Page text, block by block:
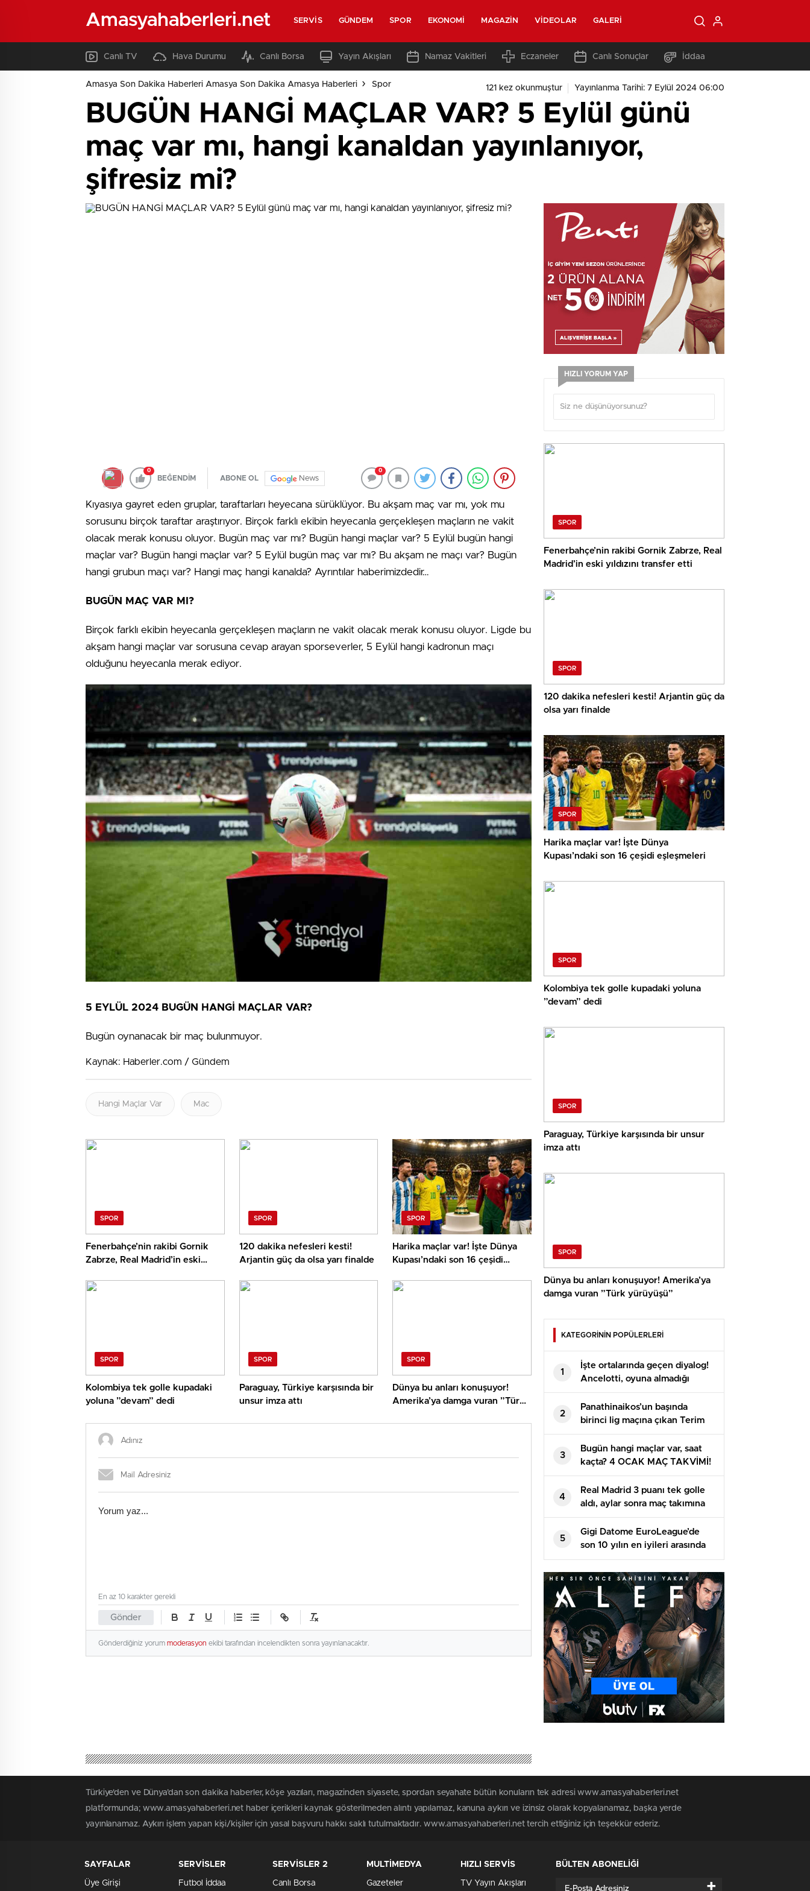
Amasyahaberleri.net SERVIS GÜNDEM SPOR EKONOMI MAGAZIN VIDEOLAR GALERI
Canlı TV Hava Durumu Canlı Borsa Yayın Akışları Namaz Vakitleri Eczaneler Canlı Sonuçlar İddaa
Amasya Son Dakika Haberleri Amasya Son Dakika Amasya Haberleri Spor 121 kez okunmuştur Yayınlanma Tarihi: 7 Eylül 2024 06:00
BUGÜN HANGİ MAÇLAR VAR? 5 Eylül günü
maç var mı, hangi kanaldan yayınlanıyor,
şifresiz mi?
0
BEĞENDİM ABONE OL News
0
Kıyasıya gayret eden gruplar, taraftarları heyecana sürüklüyor. Bu akşam maç var mı, yok mu
sorusunu birçok taraftar araştırıyor. Birçok farklı ekibin heyecanla gerçekleşen maçların ne vakit
olacak merak konusu oluyor. Bugün maç var mı? Bugün hangi maçlar var? 5 Eylül bugün hangi
maçlar var? Bugün hangi maçlar var? 5 Eylül bugün maç var mı? Bu akşam ne maçı var? Bugün
hangi grubun maçı var? Hangi maç hangi kanalda? Ayrıntılar haberimizdedir…
BUGÜN MAÇ VAR MI?
Birçok farklı ekibin heyecanla gerçekleşen maçların ne vakit olacak merak konusu oluyor. Ligde bu
akşam hangi maçlar var sorusuna cevap arayan sporseverler, 5 Eylül hangi kadronun maçı
olduğunu heyecanla merak ediyor.
5 EYLÜL 2024 BUGÜN HANGİ MAÇLAR VAR?
Bugün oynanacak bir maç bulunmuyor.
Kaynak: Haberler.com / Gündem
Hangi Maçlar Var Mac
SPOR
Fenerbahçe’nin rakibi Gornik
Zabrze, Real Madrid’in eski
SPOR
120 dakika nefesleri kesti!
Arjantin güç da olsa yarı finalde
SPOR
Harika maçlar var! İşte Dünya
Kupası’ndaki son 16 çeşidi
SPOR
Kolombiya tek golle kupadaki
yoluna ”devam” dedi
SPOR
Paraguay, Türkiye karşısında bir
unsur imza attı
SPOR
Dünya bu anları konuşuyor!
Amerika’ya damga vuran ”Türk
Gönder
En az 10 karakter gerekli
Gönderdiğiniz yorum moderasyon ekibi tarafından incelendikten sonra yayınlanacaktır.
HIZLI YORUM YAP
SPOR
Fenerbahçe’nin rakibi Gornik Zabrze, Real
Madrid’in eski yıldızını transfer etti
SPOR
120 dakika nefesleri kesti! Arjantin güç da
olsa yarı finalde
SPOR
Harika maçlar var! İşte Dünya
Kupası’ndaki son 16 çeşidi eşleşmeleri
SPOR
Kolombiya tek golle kupadaki yoluna
”devam” dedi
SPOR
Paraguay, Türkiye karşısında bir unsur
imza attı
SPOR
Dünya bu anları konuşuyor! Amerika’ya
damga vuran ”Türk yürüyüşü”
KATEGORİNİN POPÜLERLERİ
1
İşte ortalarında geçen diyalog!
Ancelotti, oyuna almadığı
Arda’yı maç sonu soyunma
odasına çekti
2
Panathinaikos’un başında
birinci lig maçına çıkan Terim
alandan 2-0’lık galibiyetle
ayrıldı
3
Bugün hangi maçlar var, saat
kaçta? 4 OCAK MAÇ TAKVİMİ!
Bu akşam maç var mı?
4
Real Madrid 3 puanı tek golle
aldı, aylar sonra maç takımına
giren Arda tekrar baht
bulamadı
5
Gigi Datome EuroLeague’de
son 10 yılın en iyileri arasında
Türkiye'den ve Dünya’dan son dakika haberler, köşe yazıları, magazinden siyasete, spordan seyahate bütün konuların tek adresi www.amasyahaberleri.net
platformunda; www.amasyahaberleri.net haber içerikleri kaynak gösterilmeden alıntı yapılamaz, kanuna aykırı ve izinsiz olarak kopyalanamaz, başka yerde
yayınlanamaz. Aykırı işlem yapan kişi/kişiler için yasal başvuru hakkı saklı tutulmaktadır. www.amasyahaberleri.net tercih ettiğiniz için teşekkür ederiz.
SAYFALAR
Üye Girişi
SERVİSLER
Futbol İddaa
SERVİSLER 2
Canlı Borsa
MULTİMEDYA
Gazeteler
HIZLI SERVİS
TV Yayın Akışları
BÜLTEN ABONELİĞİ
+